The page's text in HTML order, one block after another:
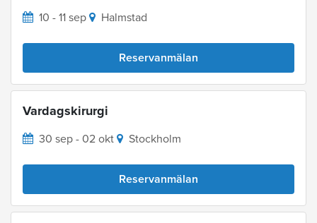
10 - 11 sep Halmstad
Reservanmälan
Vardagskirurgi
30 sep - 02 okt Stockholm
Reservanmälan